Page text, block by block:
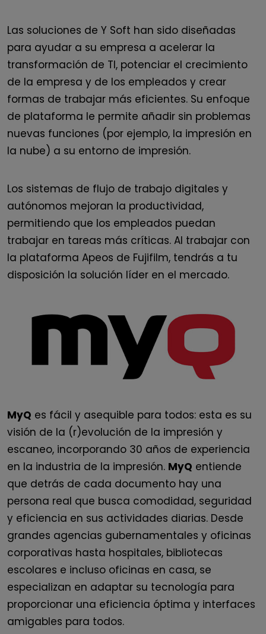
Las soluciones de Y Soft han sido diseñadas
para ayudar a su empresa a acelerar la
transformación de TI, potenciar el crecimiento
de la empresa y de los empleados y crear
formas de trabajar más eficientes. Su enfoque
de plataforma le permite añadir sin problemas
nuevas funciones (por ejemplo, la impresión en
la nube) a su entorno de impresión.
Los sistemas de flujo de trabajo digitales y
autónomos mejoran la productividad,
permitiendo que los empleados puedan
trabajar en tareas más críticas. Al trabajar con
la plataforma Apeos de Fujifilm, tendrás a tu
disposición la solución líder en el mercado.
MyQ es fácil y asequible para todos: esta es su
visión de la (r)evolución de la impresión y
escaneo, incorporando 30 años de experiencia
en la industria de la impresión. MyQ entiende
que detrás de cada documento hay una
persona real que busca comodidad, seguridad
y eficiencia en sus actividades diarias. Desde
grandes agencias gubernamentales y oficinas
corporativas hasta hospitales, bibliotecas
escolares e incluso oficinas en casa, se
especializan en adaptar su tecnología para
proporcionar una eficiencia óptima y interfaces
amigables para todos.